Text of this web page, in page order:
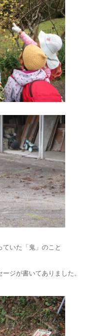
いた「鬼」のこと
ジが書いてありました。